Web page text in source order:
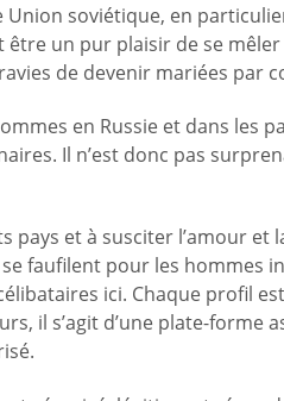
soviétique, en
un pur plaisir de se
de devenir mariées par
en Russie et dans les
Il n’est donc pas
et à susciter l’amour et
faufilent pour les
ici. Chaque profil
il s’agit d’une plate-forme